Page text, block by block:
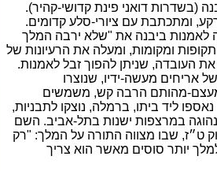
ביבנה (בשדרות דואני פינת קדושי-קהיר).
ומתכתבת עם ציורי-סלע קדומים.
לאמנות ביבנה את "שלא ירבה המלך
ומקומות, ומעלה את הרעיונות של
העובדה, שניתן להפוך זבל לאמנות.
אריחים מעשה-ידיו, שנוצרו
מעצם-מהותם הרבה קש, משמשים
ליד ביתו, ברמלה, נוצקו לתבניות,
נהוגה במרצפות ישנות בתל-אביב. השם
ט״ז, שבו מצווה התורה על המלך: "רק
יותר סוסים מאשר הוא צריך